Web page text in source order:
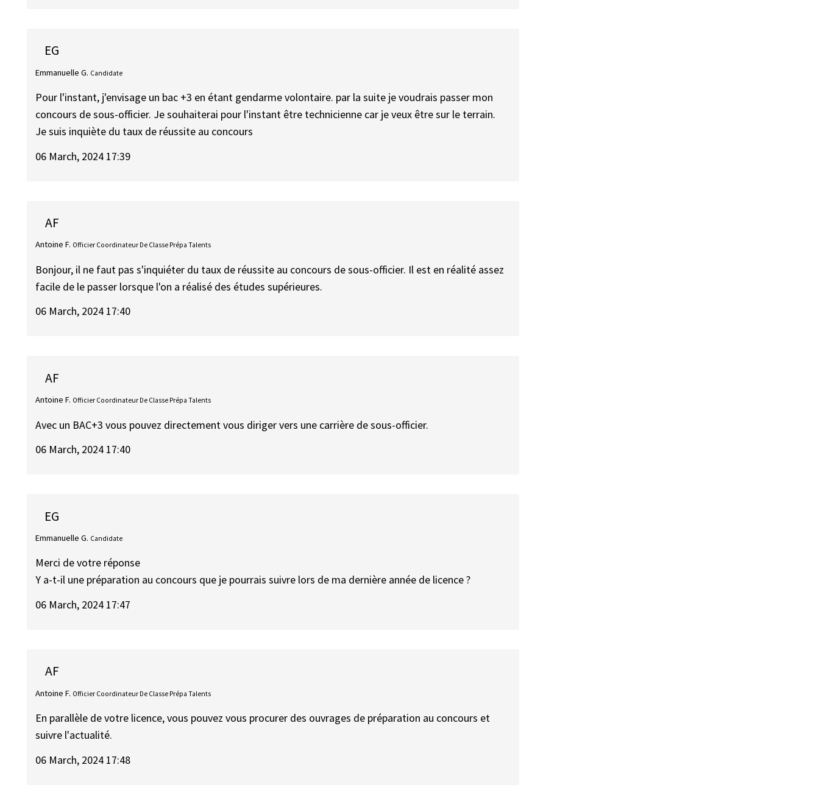
EG
Emmanuelle G. Candidate
Pour l'instant, j'envisage un bac +3 en étant gendarme volontaire. par la suite je voudrais passer mon
concours de sous-officier. Je souhaiterai pour l'instant être technicienne car je veux être sur le terrain.
Je suis inquiète du taux de réussite au concours
06 March, 2024 17:39
AF
Antoine F. Officier Coordinateur De Classe Prépa Talents
Bonjour, il ne faut pas s'inquiéter du taux de réussite au concours de sous-officier. Il est en réalité assez
facile de le passer lorsque l'on a réalisé des études supérieures.
06 March, 2024 17:40
AF
Antoine F. Officier Coordinateur De Classe Prépa Talents
Avec un BAC+3 vous pouvez directement vous diriger vers une carrière de sous-officier.
06 March, 2024 17:40
EG
Emmanuelle G. Candidate
Merci de votre réponse
Y a-t-il une préparation au concours que je pourrais suivre lors de ma dernière année de licence ?
06 March, 2024 17:47
AF
Antoine F. Officier Coordinateur De Classe Prépa Talents
En parallèle de votre licence, vous pouvez vous procurer des ouvrages de préparation au concours et
suivre l'actualité.
06 March, 2024 17:48